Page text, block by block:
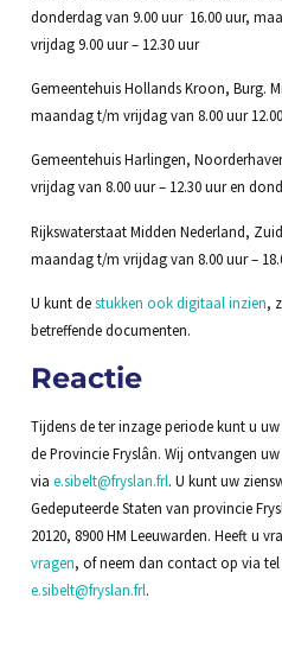
donderdag van 9.00 uur 16.00 uur,
vrijdag 9.00 uur – 12.30 uur
Gemeentehuis Hollands Kroon, Burg.
maandag t/m vrijdag van 8.00 uur
Gemeentehuis Harlingen,
vrijdag van 8.00 uur – 12.30 uur en
Rijkswaterstaat Midden Nederland,
maandag t/m vrijdag van 8.00 uur –
U kunt destukken ook digitaal inzien,
betreffende documenten.
Reactie
Tijdens de ter inzage periode kunt u
de Provincie Fryslân. Wij ontvangen
via e.sibelt@fryslan.frl. U kunt uw
Gedeputeerde Staten van provincie
20120, 8900 HM Leeuwarden. Heeft u
vragen, of neem dan contact op via tel
e.sibelt@fryslan.frl.